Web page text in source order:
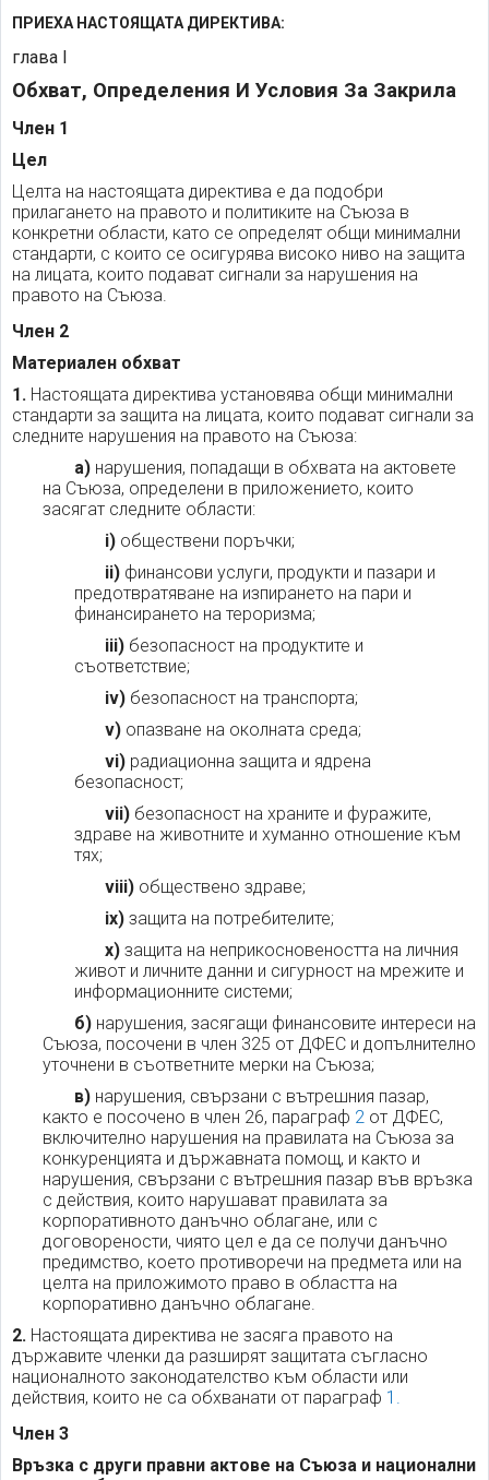
ПРИЕХА НАСТОЯЩАТА ДИРЕКТИВА:
глава I
Обхват, Определения И Условия За Закрила
Член 1
Цел
Целта на настоящата директива е да подобри
прилагането на правото и политиките на Съюза в
конкретни области, като се определят общи минимални
стандарти, с които се осигурява високо ниво на защита
на лицата, които подават сигнали за нарушения на
правото на Съюза.
Член 2
Материален обхват
1. Настоящата директива установява общи минимални
стандарти за защита на лицата, които подават сигнали за
следните нарушения на правото на Съюза:
а)нарушения, попадащи в обхвата на актовете
на Съюза, определени в приложението, които
засягат следните области:
i) обществени поръчки;
ii) финансови услуги, продукти и пазари и
предотвратяване на изпирането на пари и
финансирането на тероризма;
iii) безопасност на продуктите и
съответствие;
iv) безопасност на транспорта;
v) опазване на околната среда;
vi) радиационна защита и ядрена
безопасност;
vii) безопасност на храните и фуражите,
здраве на животните и хуманно отношение към
тях;
viii) обществено здраве;
ix) защита на потребителите;
x) защита на неприкосновеността на личния
живот и личните данни и сигурност на мрежите и
информационните системи;
б)нарушения, засягащи финансовите интереси на
Съюза, посочени в член 325 от ДФЕС и допълнително
уточнени в съответните мерки на Съюза;
в)нарушения, свързани с вътрешния пазар,
както e посочено в член 26, параграф 2 от ДФЕС,
включително нарушения на правилата на Съюза за
конкуренцията и държавната помощ, и както и
нарушения, свързани с вътрешния пазар във връзка
с действия, които нарушават правилата за
корпоративното данъчно облагане, или с
договорености, чиято цел е да се получи данъчно
предимство, което противоречи на предмета или на
целта на приложимото право в областта на
корпоративно данъчно облагане.
2. Настоящата директива не засяга правото на
държавите членки да разширят защитата съгласно
националното законодателство към области или
действия, които не са обхванати от параграф 1.
Член 3
Връзка с други правни актове на Съюза и национални